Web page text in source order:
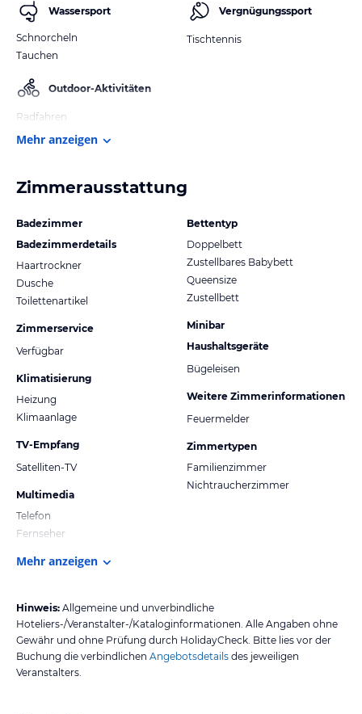
Wassersport
Schnorcheln
Tauchen
Outdoor-Aktivitäten
Radfahren
Vergnügungssport
Tischtennis
Mehr anzeigen
Zimmerausstattung
Badezimmer
Badezimmerdetails
Haartrockner
Dusche
Toilettenartikel
Zimmerservice
Verfügbar
Klimatisierung
Heizung
Klimaanlage
TV-Empfang
Satelliten-TV
Multimedia
Telefon
Fernseher
Bettentyp
Doppelbett
Zustellbares Babybett
Queensize
Zustellbett
Minibar
Haushaltsgeräte
Bügeleisen
Weitere Zimmerinformationen
Feuermelder
Zimmertypen
Familienzimmer
Nichtraucherzimmer
Mehr anzeigen
Hinweis: Allgemeine und unverbindliche
Hoteliers-/Veranstalter-/Kataloginformationen. Alle Angaben ohne
Gewähr und ohne Prüfung durch HolidayCheck. Bitte lies vor der
Buchung die verbindlichen Angebotsdetails des jeweiligen
Veranstalters.